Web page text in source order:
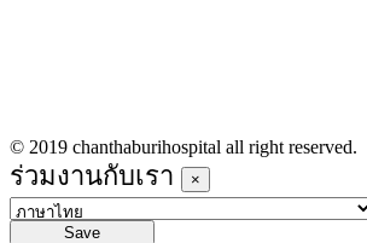
© 2019 chanthaburihospital all right reserved.
ร่วมงานกับเรา ×
Save